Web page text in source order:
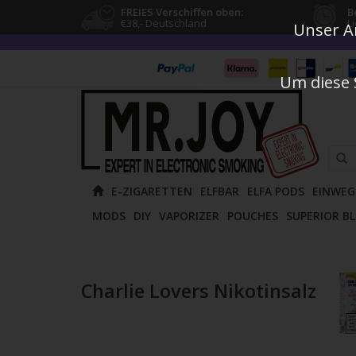
FREIES Verschiffen oben:
€38,- Deutschland
die
Pfeile
und
um
das
E-ZIGARETTEN ELFBAR ELFA PODS
MODS DIY VAPORIZER POUCHES SUPERIOR
Charlie Lovers Nikotinsalz
Unser
Um diese